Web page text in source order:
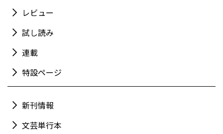
レビュー
試し読み
連載
特設ページ
新刊情報
文芸単行本